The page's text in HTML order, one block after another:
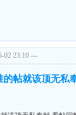
02 23:10 ---
的帖就该顶无私